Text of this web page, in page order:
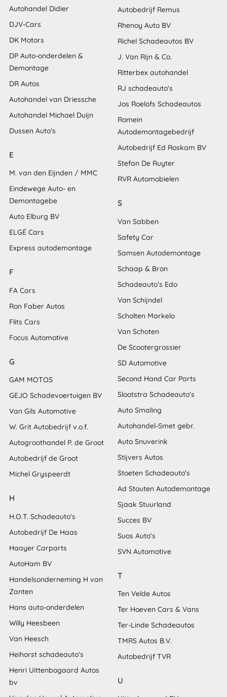
Autohandel Didier
DJV-Cars
DK Motors
DP Auto-onderdelen &
Demontage
DR Autos
Autohandel van Driessche
Autohandel Michael Duijn
Dussen Auto's
E
M. van den Eijnden / MMC
Eindewege Auto- en
Demontagebe
Auto Elburg BV
ELGÉ Cars
Express autodemontage
F
FA Cars
Ron Faber Autos
Flits Cars
Focus Automotive
G
GAM MOTOS
GEJO Schadevoertuigen BV
Van Gils Automotive
W. Grit Autobedrijf v.o.f.
Autogroothandel P. de Groot
Autobedrijf de Groot
Michel Gryspeerdt
H
H.O.T. Schadeauto's
Autobedrijf De Haas
Haayer Carparts
AutoHam BV
Handelsonderneming H van
Zanten
Hans auto-onderdelen
Willy Heesbeen
Van Heesch
Heihorst schadeauto's
Henri Uittenbogaard Autos
bv
Autobedrijf Remus
Rhenoy Auto BV
Richel Schadeautos BV
J. Van Rijn & Co.
Ritterbex autohandel
RJ schadeauto's
Jos Roelofs Schadeautos
Romein
Autodemontagebedrijf
Autobedrijf Ed Roskam BV
Stefan De Ruyter
RVR Automobielen
S
Van Sabben
Safety Car
Samsen Autodemontage
Schaap & Bron
Schadeauto’s Edo
Van Schijndel
Scholten Markelo
Van Schoten
De Scootergrossier
SD Automotive
Second Hand Car Parts
Slootstra Schadeauto's
Auto Smaling
Autohandel-Smet gebr.
Auto Snuverink
Stijvers Autos
Stoeten Schadeauto's
Ad Stouten Autodemontage
Sjaak Stuurland
Succes BV
Suos Auto's
SVN Automotive
T
Ten Velde Autos
Ter Hoeven Cars & Vans
Ter-Linde Schadeautos
TMRS Autos B.V.
Autobedrijf TVR
U